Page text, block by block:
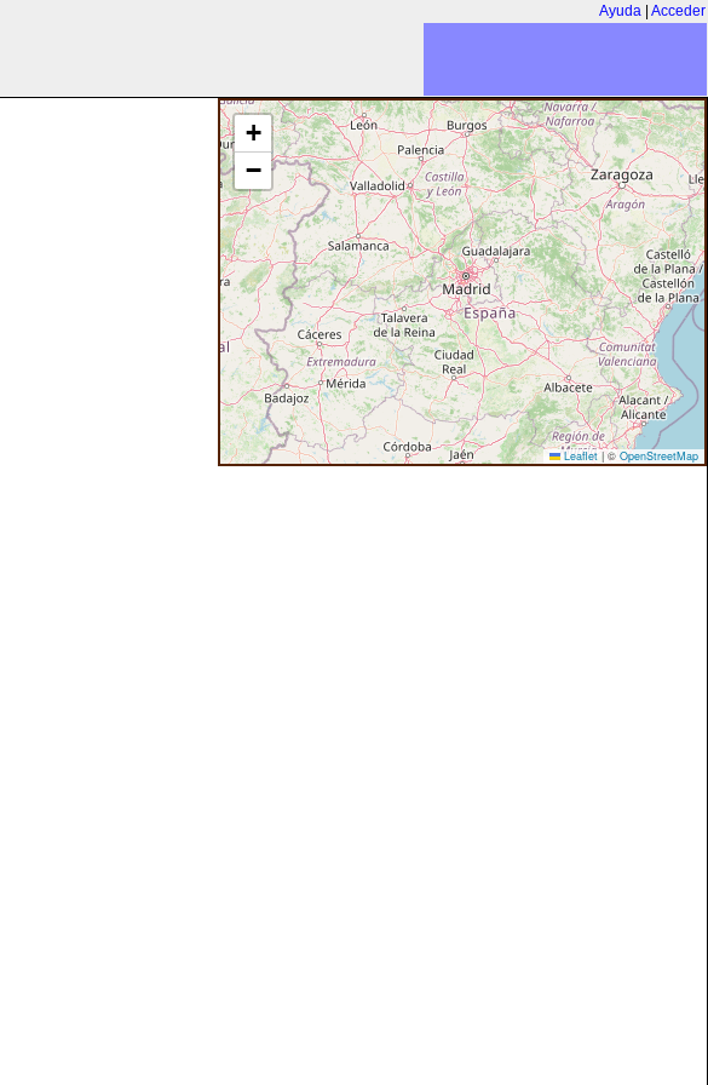
Ayuda Acceder
+
−
Leaflet | © OpenStreetMap